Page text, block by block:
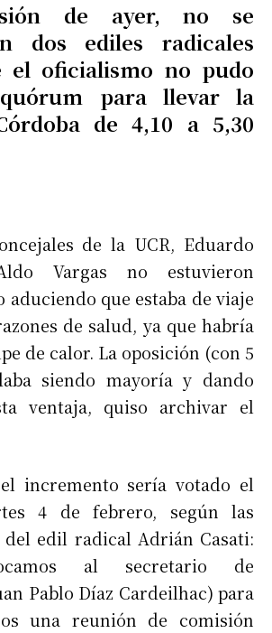
de ayer, no se
dos ediles radicales
el oficialismo no pudo
para llevar la
de 4,10 a 5,30
de la UCR, Eduardo
Vargas no estuvieron
aduciendo que estaba de viaje
de salud, ya que habría
de calor. La oposición (con 5
siendo mayoría y dando
ventaja, quiso archivar el
incremento sería votado el
4 de febrero, según las
del edil radical Adrián Casati:
al secretario de
Pablo Díaz Cardeilhac) para
una reunión de comisión